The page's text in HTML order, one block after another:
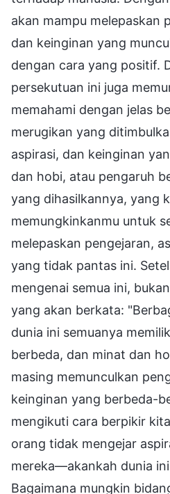
akan mampu melepaskan
dan keinginan yang
dengan cara yang positif.
persekutuan ini juga
memahami dengan jelas
merugikan yang
aspirasi, dan keinginan
dan hobi, atau pengaruh
yang dihasilkannya, yang
memungkinkanmu untuk
melepaskan pengejaran,
yang tidak pantas ini.
mengenai semua ini,
yang akan berkata:
dunia ini semuanya
berbeda, dan minat dan
masing memunculkan
keinginan yang berbeda-
mengikuti cara berpikir
orang tidak mengejar
mereka—akankah dunia
Bagaimana mungkin